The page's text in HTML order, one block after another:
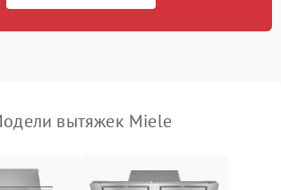
вытяжек Miele